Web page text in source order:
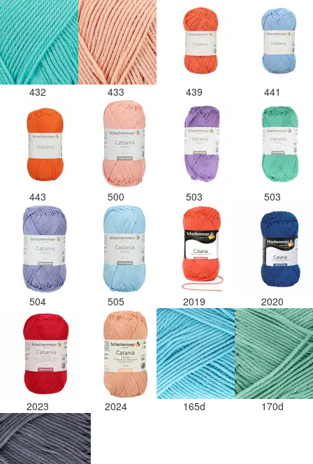
432 433 439 441
443 500 503 503
504 505 2019 2020
2023 2024 165d 170d